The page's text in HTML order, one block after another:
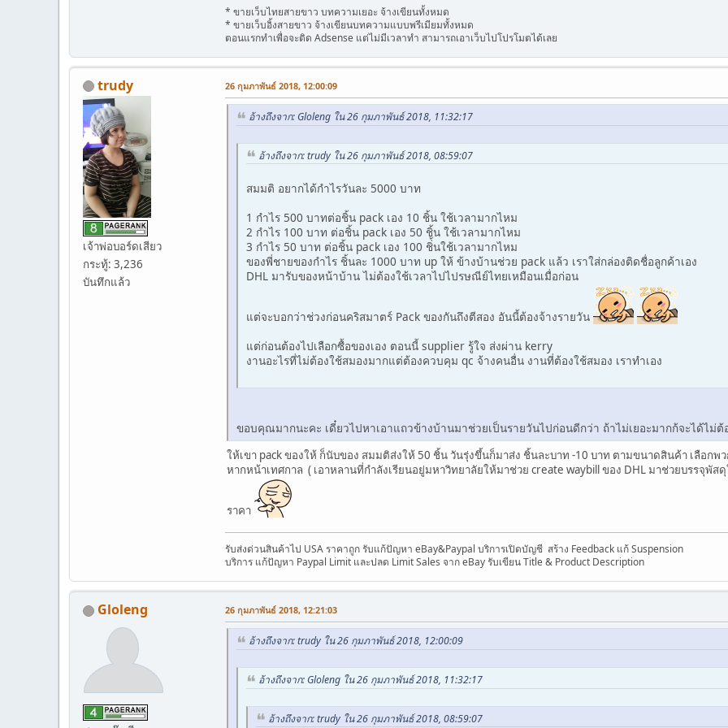
* ขายเว็บไทยสายขาว บทความเยอะ จ้างเขียนทั้งหมด
* ขายเว็บอิ้งสายขาว จ้างเขียนบทความแบบพรีเมียมทั้งหมด
ตอนแรกทำเพื่อจะติด Adsense แต่ไม่มีเวลาทำ สามารถเอาเว็บไปโปรโมตได้เลย
trudy
เจ้าพ่อบอร์ดเสียว
กระทู้: 3,236
บันทึกแล้ว
26 กุมภาพันธ์ 2018, 12:00:09
อ้างถึงจาก: Gloleng ใน 26 กุมภาพันธ์ 2018, 11:32:17
อ้างถึงจาก: trudy ใน 26 กุมภาพันธ์ 2018, 08:59:07
สมมติ อยากได้กำไรวันละ 5000 บาท
1 กำไร 500 บาทต่อชิ้น pack เอง 10 ชิ้น ใช้เวลามากไหม
2 กำไร 100 บาท ต่อชิ้น pack เอง 50 ชิ้น ใช้เวลามากไหม
3 กำไร 50 บาท ต่อชิ้น pack เอง 100 ชิ่้นใช้เวลามากไหม
ของพี่ชายของกำไร ชิ้นละ 1000 บาท up ให้ ข้างบ้านช่วย pack แล้ว เราใส่กล่องติดชื่อลูกค้าเอง
DHL มารับของหน้าบ้าน ไม่ต้องใช้เวลาไปไปรษณีย์ไทยเหมือนเมื่อก่อน
แต่จะบอกว่าช่วงก่อนคริสมาตร์ Pack ของกันถึงตีสอง อันนี้ต้องจ้างรายวัน
แต่ก่อนต้องไปเลือกซื้อของเอง ตอนนี้ supplier รู้ใจ ส่งผ่าน kerry
งานอะไรที่ไม่ต้องใช้สมองมากแต่ต้องควบคุม qc จ้างคนอื่น งานที่ต้องใช้สมอง เราทำเอง
ขอบคุณมากนะคะ เดี๋ยวไปหาเอาแถวข้างบ้านมาช่วยเป็นรายวันไปก่อนดีกว่า ถ้าไม่เยอะมากก้จะได้ไม่
ให้เขา pack ของให้ ก็นับของ สมมติส่งให้ 50 ชิ้น วันรุ่งขึ้นก็มาส่ง ชิ้นละบาท -10 บาท ตามขนาดสินค้า เลือก
หากหน้าเทศกาล ( เอาหลานที่กำลังเรียนอยู่มหาวิทยาลัยให้มาช่วย create waybill ของ DHL มาช่วยบรรจุพั
ราคา
รับส่งด่วนสินค้าไป USA ราคาถูก รับแก้ปัญหา eBay&Paypal บริการเปิดบัญชี สร้าง Feedback แก้ Suspension
บริการ แก้ปัญหา Paypal Limit และปลด Limit Sales จาก eBay รับเขียน Title & Product Description
Gloleng 26 กุมภาพันธ์ 2018, 12:21:03
อ้างถึงจาก: trudy ใน 26 กุมภาพันธ์ 2018, 12:00:09
อ้างถึงจาก: Gloleng ใน 26 กุมภาพันธ์ 2018, 11:32:17
อ้างถึงจาก: trudy ใน 26 กุมภาพันธ์ 2018, 08:59:07